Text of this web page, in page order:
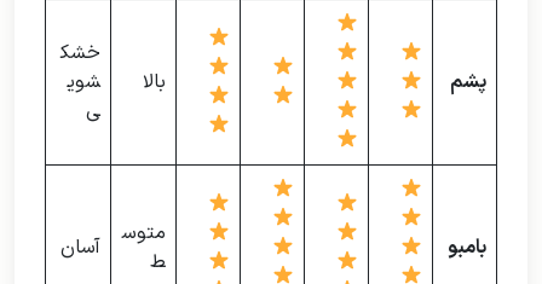
پشم بالا
خشک
شوی
ی
بامبو
متوس
ط
آسان